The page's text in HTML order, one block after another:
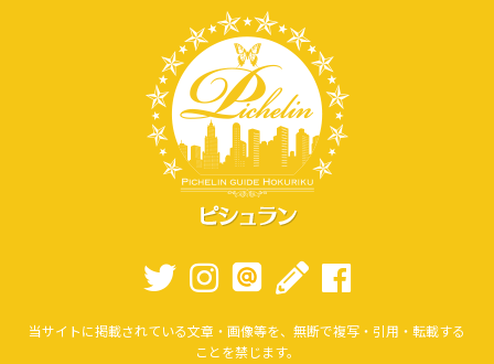
当サイトに掲載されている文章・画像等を、無断で複写・引用・転載する
ことを禁じます。